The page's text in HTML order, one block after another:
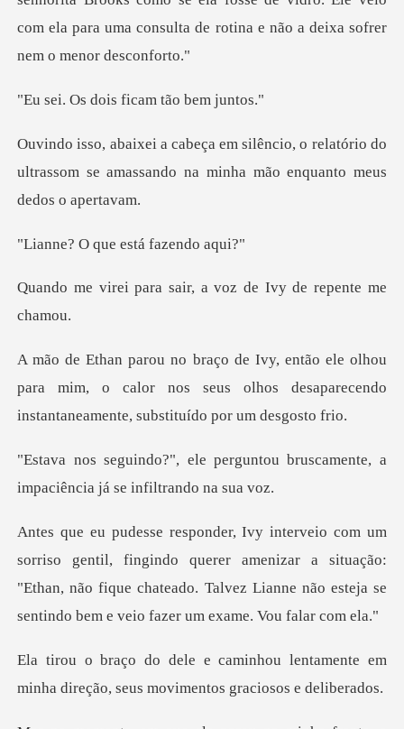
c
ois ficam tão
, o relatório do
ultrassom se amassando na
que está fa
sair, a voz de Ivy
ou
para mim, o calor nos seus olhos desaparecendo
i
guntou bruscamente, a
impaciênc
gindo querer amenizar a situação:
"Ethan, não fique chateado. Talvez Lia
u lentamente em
minha direção, seus